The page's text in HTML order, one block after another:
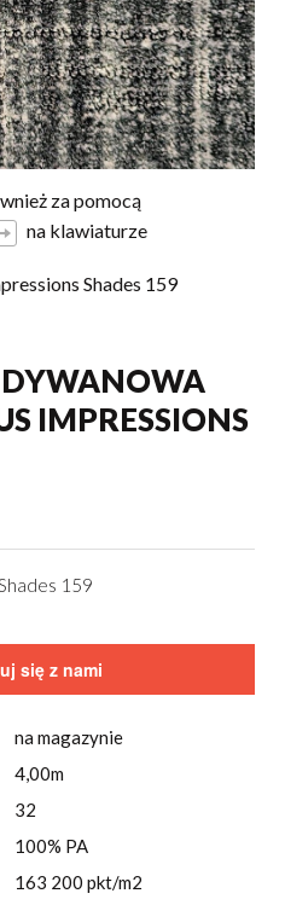
za pomocą
na klawiaturze
Shades 159
IMPRESSIONS
159
się z nami
na magazynie
4,00m
32
100% PA
163 200 pkt/m2